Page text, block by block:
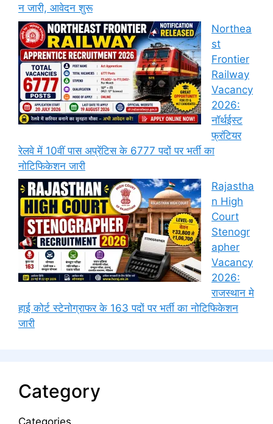
न जारी, आवेदन शुरू
Northea
st
Frontier
Railway
Vacancy
2026:
नॉर्थईस्ट
फ्रंटियर
रेलवे में 10वीं पास अप्रेंटिस के 6777 पदों पर भर्ती का
नोटिफिकेशन जारी
Rajastha
n High
Court
Stenogr
apher
Vacancy
2026:
राजस्थान मे
हाई कोर्ट स्टेनोग्राफर के 163 पदों पर भर्ती का नोटिफिकेशन
जारी
Category